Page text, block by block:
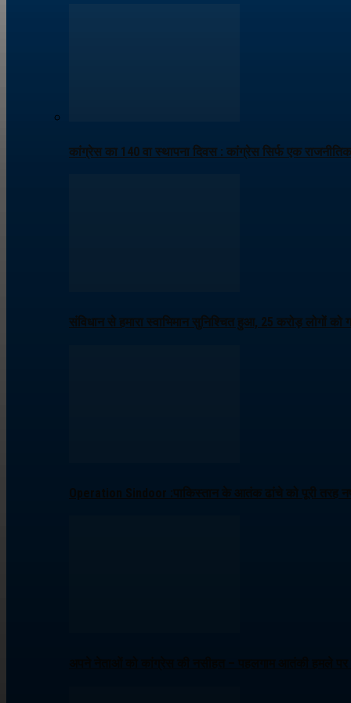
कांग्रेस का 140 वा स्थापना दिवस : कांग्रेस सिर्फ एक
संविधान से हमारा स्वाभिमान सुनिश्चित हुआ, 25 करोड़ लोगों को
Operation Sindoor :पाकिस्तान के आतंक ढांचे को पूरी तरह